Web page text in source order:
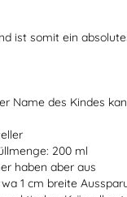
ist somit ein
Name des Kindes
200 ml
haben aber aus
1 cm breite